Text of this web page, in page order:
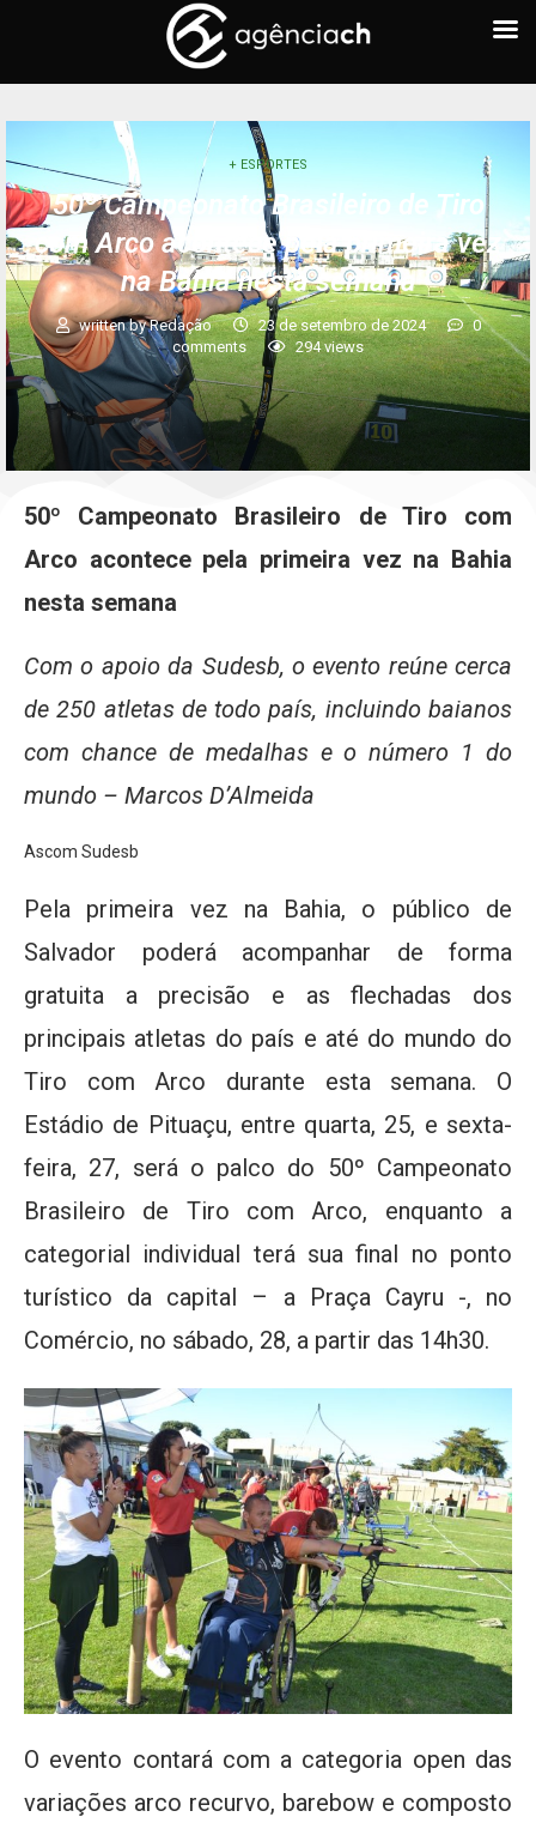
+ ESPORTES
50º Campeonato Brasileiro de Tiro
com Arco acontece pela primeira vez
na Bahia nesta semana
written byRedação 23 de setembro de 2024
0
comments
294views
50º Campeonato Brasileiro de Tiro com
Arco acontece pela primeira vez na Bahia
nesta semana
Com o apoio da Sudesb, o evento reúne cerca
de 250 atletas de todo país, incluindo baianos
com chance de medalhas e o número 1 do
mundo – Marcos D’Almeida
Ascom Sudesb
Pela primeira vez na Bahia, o público de
Salvador poderá acompanhar de forma
gratuita a precisão e as flechadas dos
principais atletas do país e até do mundo do
Tiro com Arco durante esta semana. O
Estádio de Pituaçu, entre quarta, 25, e sexta-
feira, 27, será o palco do 50º Campeonato
Brasileiro de Tiro com Arco, enquanto a
categorial individual terá sua final no ponto
turístico da capital – a Praça Cayru -, no
Comércio, no sábado, 28, a partir das 14h30.
O evento contará com a categoria open das
variações arco recurvo, barebow e composto